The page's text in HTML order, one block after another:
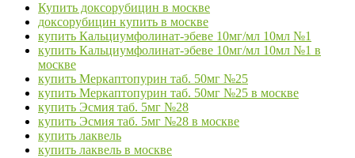
Купить доксорубицин в москве
доксорубицин купить в москве
купить Кальциумфолинат-эбеве 10мг/мл 10мл №1
купить Кальциумфолинат-эбеве 10мг/мл 10мл №1 в
москве
купить Меркаптопурин таб. 50мг №25
купить Меркаптопурин таб. 50мг №25 в москве
купить Эсмия таб. 5мг №28
купить Эсмия таб. 5мг №28 в москве
купить лаквель
купить лаквель в москве